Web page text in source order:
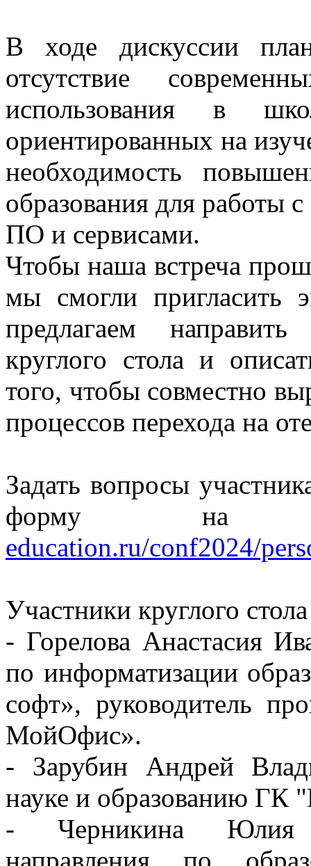
В ходе дискуссии
отсутствие
использования в
ориентированных на
необходимость
образования для работы
ПО и сервисами.
Чтобы наша встреча
мы смогли пригласить
предлагаем
круглого стола и
того, чтобы совместно
процессов перехода на
Задать вопросы
форму на
education.ru/conf2024/
Участники круглого
- Горелова Анастасия
по информатизации
софт», руководитель
МойОфис».
- Зарубин Андрей
науке и образованию ГК
- Черникина Юлия